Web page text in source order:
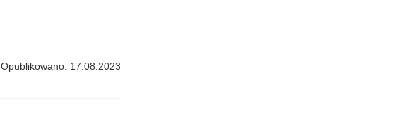
Opublikowano: 17.08.2023